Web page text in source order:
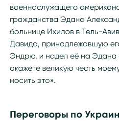
военнослужащего
гражданства Эдана
больнице Ихилов в Тель-
Давида, принадлежавшую
Эндрю, и надел её на Эдана
окажете великую честь
носить это».
Переговоры по